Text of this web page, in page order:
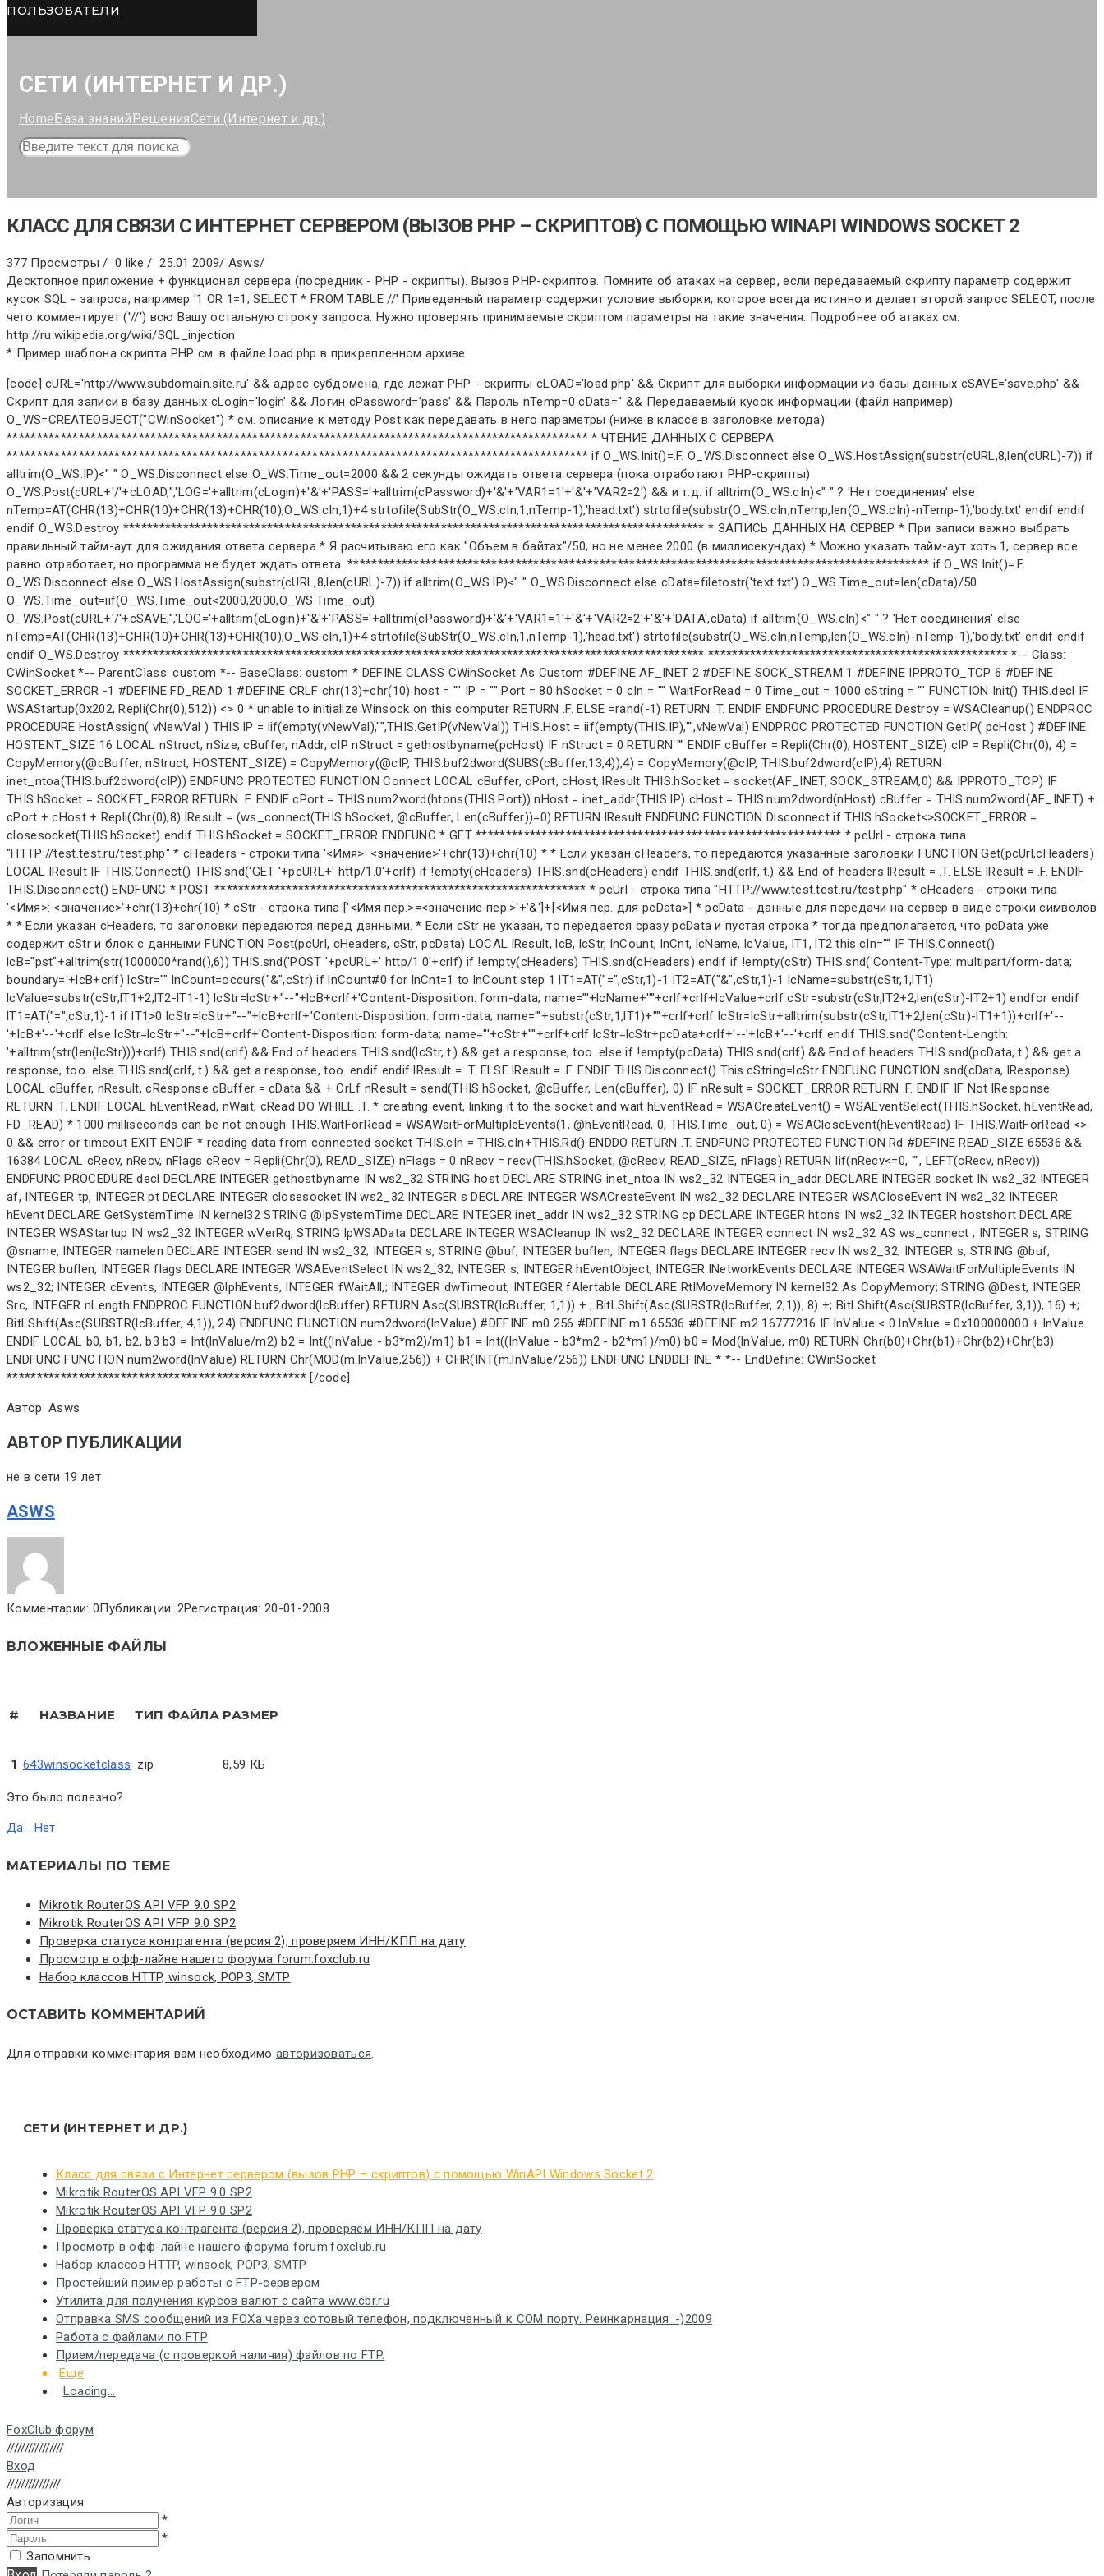
ПОЛЬЗОВАТЕЛИ
СЕТИ (ИНТЕРНЕТ И ДР.)
HomeБаза знаний РешенияСети (Интернет и др.)
КЛАСС ДЛЯ СВЯЗИ С ИНТЕРНЕТ СЕРВЕРОМ (ВЫЗОВ PHP – СКРИПТОВ) С ПОМОЩЬЮ WINAPI WINDOWS SOCKET 2
377 Просмотры / 0 like / 25.01.2009/ Asws/
Десктопное приложение + функционал сервера (посредник - PHP - скрипты). Вызов PHP-скриптов. Помните об атаках на сервер, если передаваемый скрипту параметр содержит
кусок SQL - запроса, например '1 OR 1=1; SELECT * FROM TABLE //' Приведенный параметр содержит условие выборки, которое всегда истинно и делает второй запрос SELECT, после
чего комментирует ('//') всю Вашу остальную строку запроса. Нужно проверять принимаемые скриптом параметры на такие значения. Подробнее об атаках см.
http://ru.wikipedia.org/wiki/SQL_injection
* Пример шаблона скрипта PHP см. в файле load.php в прикрепленном архиве
[code] cURL='http://www.subdomain.site.ru' && адрес субдомена, где лежат PHP - скрипты cLOAD='load.php' && Скрипт для выборки информации из базы данных cSAVE='save.php' && Скрипт для записи в базу данных cLogin='login' && Логин cPassword='pass' && Пароль nTemp=0 cData='' && Передаваемый кусок информации (файл например) O_WS=CREATEOBJECT("CWinSocket") * см. описание к методу Post как передавать в него параметры (ниже в классе в заголовке метода) ************************************************************************************************* * ЧТЕНИЕ ДАННЫХ С СЕРВЕРА ************************************************************************************************* if O_WS.Init()=.F. O_WS.Disconnect else O_WS.HostAssign(substr(cURL,8,len(cURL)-7)) if alltrim(O_WS.IP)<" " O_WS.Disconnect else O_WS.Time_out=2000 && 2 секунды ожидать ответа сервера (пока отработают PHP-скрипты) O_WS.Post(cURL+'/'+cLOAD,'','LOG='+alltrim(cLogin)+'&'+'PASS='+alltrim(cPassword)+'&'+'VAR1=1'+'&'+'VAR2=2') && и т.д. if alltrim(O_WS.cIn)<" " ? 'Нет соединения' else nTemp=AT(CHR(13)+CHR(10)+CHR(13)+CHR(10),O_WS.cIn,1)+4 strtofile(SubStr(O_WS.cIn,1,nTemp-1),'head.txt') strtofile(substr(O_WS.cIn,nTemp,len(O_WS.cIn)-nTemp-1),'body.txt' endif endif endif O_WS.Destroy ************************************************************************************************* * ЗАПИСЬ ДАННЫХ НА СЕРВЕР * При записи важно выбрать правильный тайм-аут для ожидания ответа сервера * Я расчитываю его как "Объем в байтах"/50, но не менее 2000 (в миллисекундах) * Можно указать тайм-аут хоть 1, сервер все равно отработает, но программа не будет ждать ответа. ************************************************************************************************* if O_WS.Init()=.F. O_WS.Disconnect else O_WS.HostAssign(substr(cURL,8,len(cURL)-7)) if alltrim(O_WS.IP)<" " O_WS.Disconnect else cData=filetostr('text.txt') O_WS.Time_out=len(cData)/50 O_WS.Time_out=iif(O_WS.Time_out<2000,2000,O_WS.Time_out) O_WS.Post(cURL+'/'+cSAVE,'','LOG='+alltrim(cLogin)+'&'+'PASS='+alltrim(cPassword)+'&'+'VAR1=1'+'&'+'VAR2=2'+'&'+'DATA',cData) if alltrim(O_WS.cIn)<" " ? 'Нет соединения' else nTemp=AT(CHR(13)+CHR(10)+CHR(13)+CHR(10),O_WS.cIn,1)+4 strtofile(SubStr(O_WS.cIn,1,nTemp-1),'head.txt') strtofile(substr(O_WS.cIn,nTemp,len(O_WS.cIn)-nTemp-1),'body.txt' endif endif endif O_WS.Destroy ************************************************************************************************* ************************************************** *-- Class: CWinSocket *-- ParentClass: custom *-- BaseClass: custom * DEFINE CLASS CWinSocket As Custom #DEFINE AF_INET 2 #DEFINE SOCK_STREAM 1 #DEFINE IPPROTO_TCP 6 #DEFINE SOCKET_ERROR -1 #DEFINE FD_READ 1 #DEFINE CRLF chr(13)+chr(10) host = "" IP = "" Port = 80 hSocket = 0 cIn = "" WaitForRead = 0 Time_out = 1000 cString = "" FUNCTION Init() THIS.decl IF WSAStartup(0x202, Repli(Chr(0),512)) <> 0 * unable to initialize Winsock on this computer RETURN .F. ELSE =rand(-1) RETURN .T. ENDIF ENDFUNC PROCEDURE Destroy = WSACleanup() ENDPROC PROCEDURE HostAssign( vNewVal ) THIS.IP = iif(empty(vNewVal),"",THIS.GetIP(vNewVal)) THIS.Host = iif(empty(THIS.IP),"",vNewVal) ENDPROC PROTECTED FUNCTION GetIP( pcHost ) #DEFINE HOSTENT_SIZE 16 LOCAL nStruct, nSize, cBuffer, nAddr, cIP nStruct = gethostbyname(pcHost) IF nStruct = 0 RETURN "" ENDIF cBuffer = Repli(Chr(0), HOSTENT_SIZE) cIP = Repli(Chr(0), 4) = CopyMemory(@cBuffer, nStruct, HOSTENT_SIZE) = CopyMemory(@cIP, THIS.buf2dword(SUBS(cBuffer,13,4)),4) = CopyMemory(@cIP, THIS.buf2dword(cIP),4) RETURN inet_ntoa(THIS.buf2dword(cIP)) ENDFUNC PROTECTED FUNCTION Connect LOCAL cBuffer, cPort, cHost, lResult THIS.hSocket = socket(AF_INET, SOCK_STREAM,0) && IPPROTO_TCP) IF THIS.hSocket = SOCKET_ERROR RETURN .F. ENDIF cPort = THIS.num2word(htons(THIS.Port)) nHost = inet_addr(THIS.IP) cHost = THIS.num2dword(nHost) cBuffer = THIS.num2word(AF_INET) + cPort + cHost + Repli(Chr(0),8) lResult = (ws_connect(THIS.hSocket, @cBuffer, Len(cBuffer))=0) RETURN lResult ENDFUNC FUNCTION Disconnect if THIS.hSocket<>SOCKET_ERROR = closesocket(THIS.hSocket) endif THIS.hSocket = SOCKET_ERROR ENDFUNC * GET ************************************************************* * pcUrl - строка типа "HTTP://test.test.ru/test.php" * cHeaders - строки типа '<Имя>: <значение>'+chr(13)+chr(10) * * Если указан cHeaders, то передаются указанные заголовки FUNCTION Get(pcUrl,cHeaders) LOCAL lResult IF THIS.Connect() THIS.snd('GET '+pcURL+' http/1.0'+crlf) if !empty(cHeaders) THIS.snd(cHeaders) endif THIS.snd(crlf,.t.) && End of headers lResult = .T. ELSE lResult = .F. ENDIF THIS.Disconnect() ENDFUNC * POST ************************************************************** * pcUrl - строка типа "HTTP://www.test.test.ru/test.php" * cHeaders - строки типа '<Имя>: <значение>'+chr(13)+chr(10) * cStr - строка типа ['<Имя пер.>=<значение пер.>'+'&']+[<Имя пер. для pcData>] * pcData - данные для передачи на сервер в виде строки символов * * Если указан cHeaders, то заголовки передаются перед данными. * Если cStr не указан, то передается сразу pcData и пустая строка * тогда предполагается, что pcData уже содержит cStr и блок с данными FUNCTION Post(pcUrl, cHeaders, cStr, pcData) LOCAL lResult, lcB, lcStr, lnCount, lnCnt, lcName, lcValue, lT1, lT2 this.cIn="" IF THIS.Connect() lcB="pst"+alltrim(str(1000000*rand(),6)) THIS.snd('POST '+pcURL+' http/1.0'+crlf) if !empty(cHeaders) THIS.snd(cHeaders) endif if !empty(cStr) THIS.snd('Content-Type: multipart/form-data; boundary='+lcB+crlf) lcStr="" lnCount=occurs("&",cStr) if lnCount#0 for lnCnt=1 to lnCount step 1 lT1=AT("=",cStr,1)-1 lT2=AT("&",cStr,1)-1 lcName=substr(cStr,1,lT1) lcValue=substr(cStr,lT1+2,lT2-lT1-1) lcStr=lcStr+"--"+lcB+crlf+'Content-Disposition: form-data; name="'+lcName+'"'+crlf+crlf+lcValue+crlf cStr=substr(cStr,lT2+2,len(cStr)-lT2+1) endfor endif lT1=AT("=",cStr,1)-1 if lT1>0 lcStr=lcStr+"--"+lcB+crlf+'Content-Disposition: form-data; name="'+substr(cStr,1,lT1)+'"'+crlf+crlf lcStr=lcStr+alltrim(substr(cStr,lT1+2,len(cStr)-lT1+1))+crlf+'--'+lcB+'--'+crlf else lcStr=lcStr+"--"+lcB+crlf+'Content-Disposition: form-data; name="'+cStr+'"'+crlf+crlf lcStr=lcStr+pcData+crlf+'--'+lcB+'--'+crlf endif THIS.snd('Content-Length: '+alltrim(str(len(lcStr)))+crlf) THIS.snd(crlf) && End of headers THIS.snd(lcStr,.t.) && get a response, too. else if !empty(pcData) THIS.snd(crlf) && End of headers THIS.snd(pcData,.t.) && get a response, too. else THIS.snd(crlf,.t.) && get a response, too. endif endif lResult = .T. ELSE lResult = .F. ENDIF THIS.Disconnect() This.cString=lcStr ENDFUNC FUNCTION snd(cData, lResponse) LOCAL cBuffer, nResult, cResponse cBuffer = cData && + CrLf nResult = send(THIS.hSocket, @cBuffer, Len(cBuffer), 0) IF nResult = SOCKET_ERROR RETURN .F. ENDIF IF Not lResponse RETURN .T. ENDIF LOCAL hEventRead, nWait, cRead DO WHILE .T. * creating event, linking it to the socket and wait hEventRead = WSACreateEvent() = WSAEventSelect(THIS.hSocket, hEventRead, FD_READ) * 1000 milliseconds can be not enough THIS.WaitForRead = WSAWaitForMultipleEvents(1, @hEventRead, 0, THIS.Time_out, 0) = WSACloseEvent(hEventRead) IF THIS.WaitForRead <> 0 && error or timeout EXIT ENDIF * reading data from connected socket THIS.cIn = THIS.cIn+THIS.Rd() ENDDO RETURN .T. ENDFUNC PROTECTED FUNCTION Rd #DEFINE READ_SIZE 65536 && 16384 LOCAL cRecv, nRecv, nFlags cRecv = Repli(Chr(0), READ_SIZE) nFlags = 0 nRecv = recv(THIS.hSocket, @cRecv, READ_SIZE, nFlags) RETURN Iif(nRecv<=0, "", LEFT(cRecv, nRecv)) ENDFUNC PROCEDURE decl DECLARE INTEGER gethostbyname IN ws2_32 STRING host DECLARE STRING inet_ntoa IN ws2_32 INTEGER in_addr DECLARE INTEGER socket IN ws2_32 INTEGER af, INTEGER tp, INTEGER pt DECLARE INTEGER closesocket IN ws2_32 INTEGER s DECLARE INTEGER WSACreateEvent IN ws2_32 DECLARE INTEGER WSACloseEvent IN ws2_32 INTEGER hEvent DECLARE GetSystemTime IN kernel32 STRING @lpSystemTime DECLARE INTEGER inet_addr IN ws2_32 STRING cp DECLARE INTEGER htons IN ws2_32 INTEGER hostshort DECLARE INTEGER WSAStartup IN ws2_32 INTEGER wVerRq, STRING lpWSAData DECLARE INTEGER WSACleanup IN ws2_32 DECLARE INTEGER connect IN ws2_32 AS ws_connect ; INTEGER s, STRING @sname, INTEGER namelen DECLARE INTEGER send IN ws2_32; INTEGER s, STRING @buf, INTEGER buflen, INTEGER flags DECLARE INTEGER recv IN ws2_32; INTEGER s, STRING @buf, INTEGER buflen, INTEGER flags DECLARE INTEGER WSAEventSelect IN ws2_32; INTEGER s, INTEGER hEventObject, INTEGER lNetworkEvents DECLARE INTEGER WSAWaitForMultipleEvents IN ws2_32; INTEGER cEvents, INTEGER @lphEvents, INTEGER fWaitAll,; INTEGER dwTimeout, INTEGER fAlertable DECLARE RtlMoveMemory IN kernel32 As CopyMemory; STRING @Dest, INTEGER Src, INTEGER nLength ENDPROC FUNCTION buf2dword(lcBuffer) RETURN Asc(SUBSTR(lcBuffer, 1,1)) + ; BitLShift(Asc(SUBSTR(lcBuffer, 2,1)), 8) +; BitLShift(Asc(SUBSTR(lcBuffer, 3,1)), 16) +; BitLShift(Asc(SUBSTR(lcBuffer, 4,1)), 24) ENDFUNC FUNCTION num2dword(lnValue) #DEFINE m0 256 #DEFINE m1 65536 #DEFINE m2 16777216 IF lnValue < 0 lnValue = 0x100000000 + lnValue ENDIF LOCAL b0, b1, b2, b3 b3 = Int(lnValue/m2) b2 = Int((lnValue - b3*m2)
Автор: Asws
АВТОР ПУБЛИКАЦИИ
не в сети 19 лет
ASWS
Комментарии: 0Публикации: 2Регистрация: 20-01-2008
ВЛОЖЕННЫЕ ФАЙЛЫ
# НАЗВАНИЕ ТИП ФАЙЛА РАЗМЕР
1 643winsocketclass .zip 8,59 КБ
Это было полезно?
Да Нет
МАТЕРИАЛЫ ПО ТЕМЕ
Mikrotik RouterOS API VFP 9.0 SP2
Mikrotik RouterOS API VFP 9.0 SP2
Проверка статуса контрагента (версия 2), проверяем ИНН/КПП на дату
Просмотр в офф-лайне нашего форума forum.foxclub.ru
Набор классов HTTP, winsock, POP3, SMTP
ОСТАВИТЬ КОММЕНТАРИЙ
Для отправки комментария вам необходимоавторизоваться.
СЕТИ (ИНТЕРНЕТ И ДР.)
Класс для связи с Интернет сервером (вызов PHP – скриптов) с помощью WinAPI Windows Socket 2
Mikrotik RouterOS API VFP 9.0 SP2
Mikrotik RouterOS API VFP 9.0 SP2
Проверка статуса контрагента (версия 2), проверяем ИНН/КПП на дату
Просмотр в офф-лайне нашего форума forum.foxclub.ru
Набор классов HTTP, winsock, POP3, SMTP
Простейший пример работы с FTP-сервером
Утилита для получения курсов валют с сайта www.cbr.ru
Отправка SMS сообщений из FOXа через сотовый телефон, подключенный к COM порту. Реинкарнация :-)2009
Работа с файлами по FTP
Прием/передача (с проверкой наличия) файлов по FTP.
Еще
Loading...
FoxClub форум
////////////////
Вход
///////////////
Авторизация
*
*
Запомнить